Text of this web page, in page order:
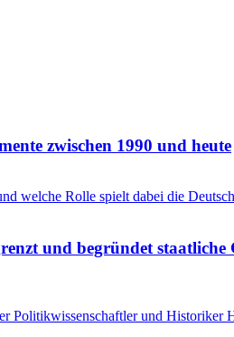
zwischen 1990 und heute
welche Rolle spielt dabei die
und begründet staatliche
Politikwissenschaftler und